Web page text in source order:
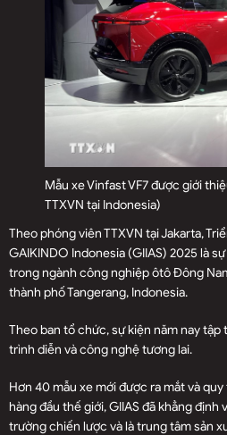
Mẫu xe Vinfast VF7 được giới
TTXVN tại Indonesia)
Theo phóng viên TTXVN tại Jakarta,
GAIKINDO Indonesia (GIIAS) 2025 là
trong ngành công nghiệp ôtô Đông
thành phố Tangerang, Indonesia.
Theo ban tổ chức, sự kiện năm nay tập
trình diễn và công nghệ tương lai.
Hơn 40 mẫu xe mới được ra mắt và
hàng đầu thế giới, GIIAS đã khẳng
trường chiến lược và là trung tâm sản